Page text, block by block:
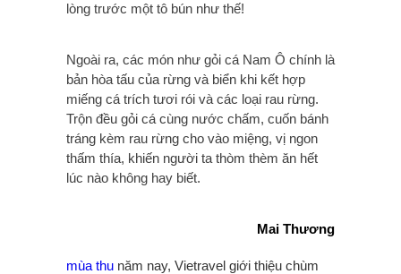
lòng trước một tô bún như thế!
Ngoài ra, các món như gỏi cá Nam Ô chính là
bản hòa tấu của rừng và biển khi kết hợp
miếng cá trích tươi rói và các loại rau rừng.
Trộn đều gỏi cá cùng nước chấm, cuốn bánh
tráng kèm rau rừng cho vào miệng, vị ngon
thấm thía, khiến người ta thòm thèm ăn hết
lúc nào không hay biết.
Mai Thương
mùa thu năm nay, Vietravel giới thiệu chùm